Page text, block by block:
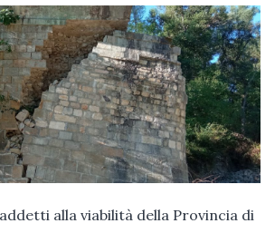
alla viabilità della Provincia di